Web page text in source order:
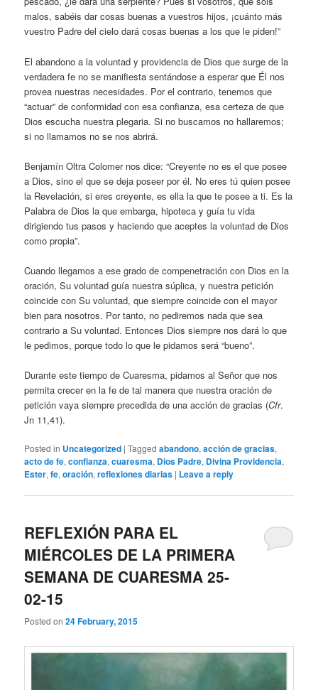
malos, sabéis dar cosas buenas a vuestros hijos, ¡cuánto más
vuestro Padre del cielo dará cosas buenas a los que le piden!”
El abandono a la voluntad y providencia de Dios que surge de la
verdadera fe no se manifiesta sentándose a esperar que Él nos
provea nuestras necesidades. Por el contrario, tenemos que
“actuar” de conformidad con esa confianza, esa certeza de que
Dios escucha nuestra plegaria. Si no buscamos no hallaremos;
si no llamamos no se nos abrirá.
Benjamín Oltra Colomer nos dice: “Creyente no es el que posee
a Dios, sino el que se deja poseer por él. No eres tú quien posee
la Revelación, si eres creyente, es ella la que te posee a ti. Es la
Palabra de Dios la que embarga, hipoteca y guía tu vida
dirigiendo tus pasos y haciendo que aceptes la voluntad de Dios
como propia”.
Cuando llegamos a ese grado de compenetración con Dios en la
oración, Su voluntad guía nuestra súplica, y nuestra petición
coincide con Su voluntad, que siempre coincide con el mayor
bien para nosotros. Por tanto, no pediremos nada que sea
contrario a Su voluntad. Entonces Dios siempre nos dará lo que
le pedimos, porque todo lo que le pidamos será “bueno”.
Durante este tiempo de Cuaresma, pidamos al Señor que nos
permita crecer en la fe de tal manera que nuestra oración de
petición vaya siempre precedida de una acción de gracias (Cfr.
Jn 11,41).
Posted in Uncategorized |Tagged abandono,acción de gracias,
acto de fe,confianza,cuaresma, Dios Padre, Divina Providencia,
Ester,fe,oración,reflexiones diarias | Leave a reply
REFLEXIÓN PARA EL
MIÉRCOLES DE LA PRIMERA
SEMANA DE CUARESMA 25-
02-15
Posted on24 February, 2015